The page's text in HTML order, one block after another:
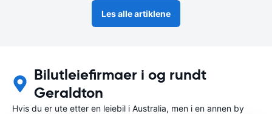
Les alle artiklene
Bilutleiefirmaer i og rundt
Geraldton
Hvis du er ute etter en leiebil i Australia, men i en annen by